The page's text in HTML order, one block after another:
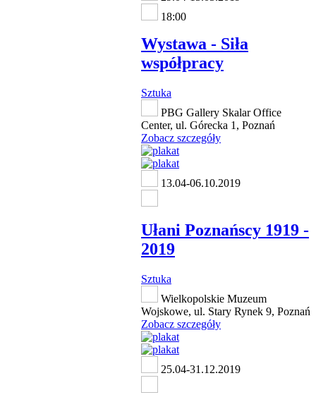
18:00
Wystawa - Siła
współpracy
Sztuka
PBG Gallery Skalar Office
Center, ul. Górecka 1, Poznań
Zobacz szczegóły
13.04-06.10.2019
Ułani Poznańscy 1919 -
2019
Sztuka
Wielkopolskie Muzeum
Wojskowe, ul. Stary Rynek 9, Poznań
Zobacz szczegóły
25.04-31.12.2019